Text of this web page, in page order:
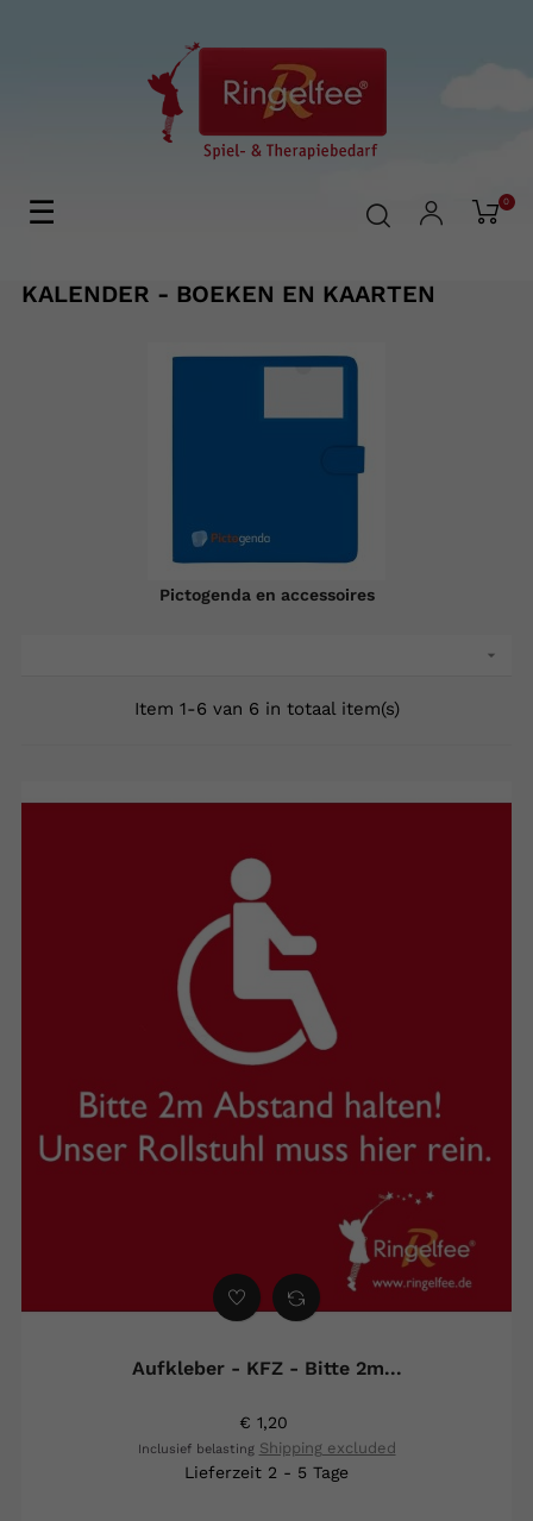
Toggle
☰ 0
KALENDER - BOEKEN EN KAARTEN
Pictogenda en accessoires

Item 1-6 van 6 in totaal item(s)
Aufkleber - KFZ - Bitte 2m...
€ 1,20
Inclusief belasting Shipping excluded
Lieferzeit 2 - 5 Tage